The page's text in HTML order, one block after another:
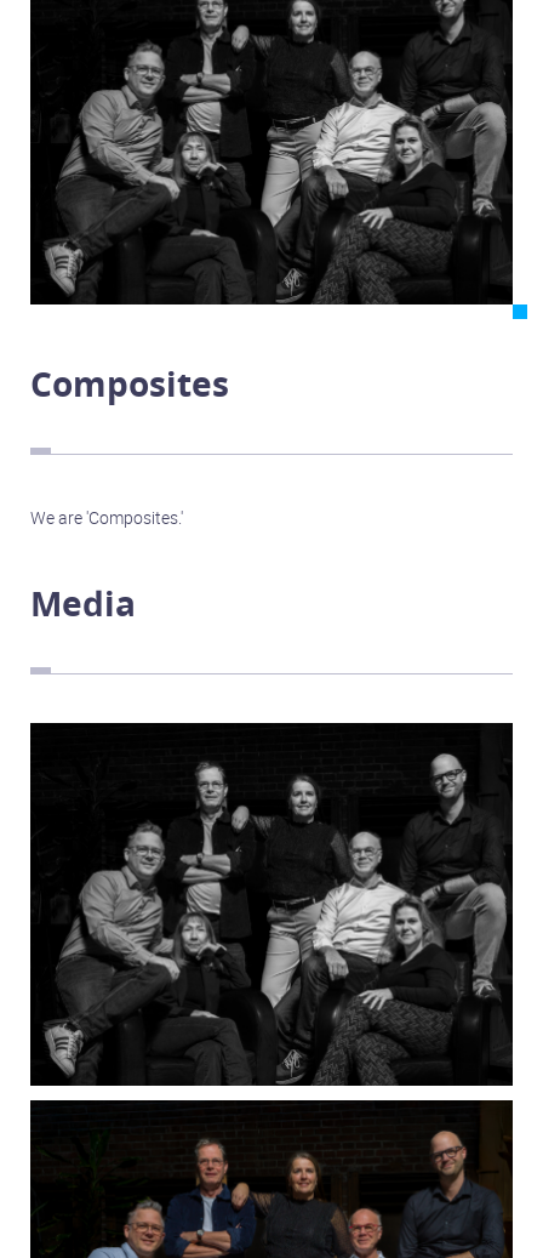
Composites
We are 'Composites.'
Media
Ensane
Lunar Wave
MP-47
Turbulence
Composites
Black Velvet
The Next Generation
Inschrijven
FAQ
Agenda
Agenda
Volg ons!
Op Facebook
Op Instagram
Op YouTube
Contact